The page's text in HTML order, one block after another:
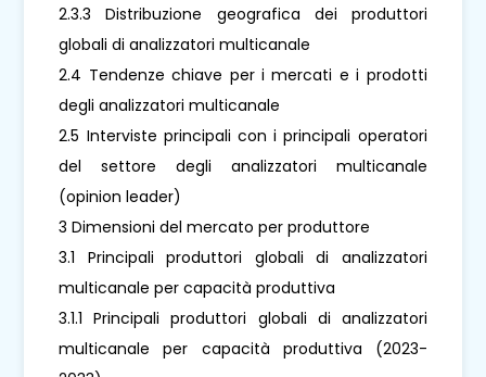
2.3.3 Distribuzione geografica dei produttori
globali di analizzatori multicanale
2.4 Tendenze chiave per i mercati e i prodotti
degli analizzatori multicanale
2.5 Interviste principali con i principali operatori
del settore degli analizzatori multicanale
(opinion leader)
3 Dimensioni del mercato per produttore
3.1 Principali produttori globali di analizzatori
multicanale per capacità produttiva
3.1.1 Principali produttori globali di analizzatori
multicanale per capacità produttiva (2023-